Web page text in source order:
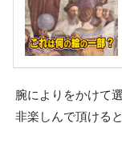
腕によりをかけて
非楽しんで頂ける